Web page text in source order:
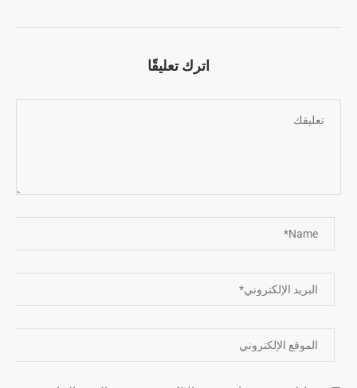
اترك تعليقًا